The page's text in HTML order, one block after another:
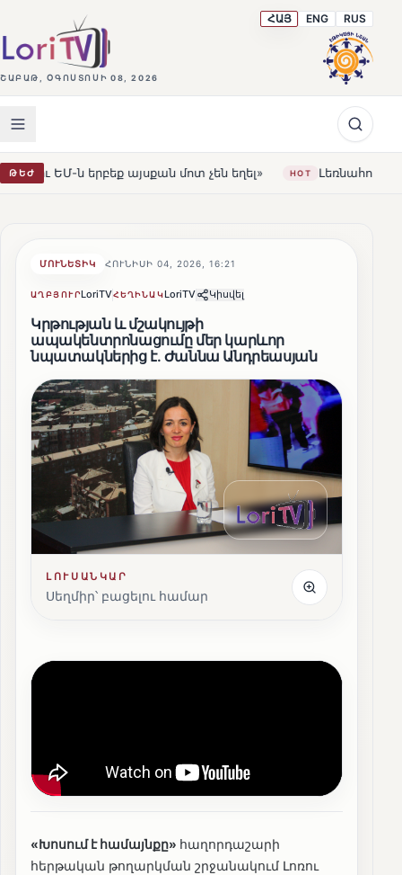
ՇԱԲԱԹ, ՕԳՈՍՏՈՍԻ 08, 2026
ՀԱՅ ENG RUS
ԹԵԺմոտ չեն եղել» HOT Լեռնահովիտի Սուրբ Ստեփանոս
ՄՈՒՆԵՏԻԿ ՀՈՒՆԻՍԻ 04, 2026, 16:21
ԱՂԲՅՈՒՐLoriTVՀԵՂԻՆԱԿLoriTV Կիսվել
Կրթության և մշակույթի
ապակենտրոնացումը մեր կարևոր
նպատակներից է․ Ժաննա Անդրեասյան
ԼՈՒՍԱՆԿԱՐ
Սեղմիր՝ բացելու համար
«Խոսում է համայնքը» հաղորդաշարի
հերթական թողարկման շրջանակում Լոռու